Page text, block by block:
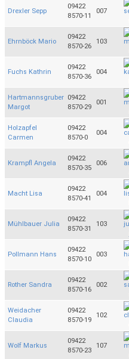
Drexler Sepp
09422
8570-11
007
Ehrnböck Mario
09422
8570-26
103
Fuchs Kathrin
09422
8570-36
004
Hartmannsgruber
Margot
09422
8570-29
001
Holzapfel
Carmen
09422
8570-0
004
Krampfl Angela
09422
8570-35
006
Macht Lisa
09422
8570-41
004
Mühlbauer Julia
09422
8570-31
103
Pollmann Hans
09422
8570-10
003
Rother Sandra
09422
8570-16
002
Weidacher
Claudia
09422
8570-19
102
Wolf Markus
09422
8570-23
107